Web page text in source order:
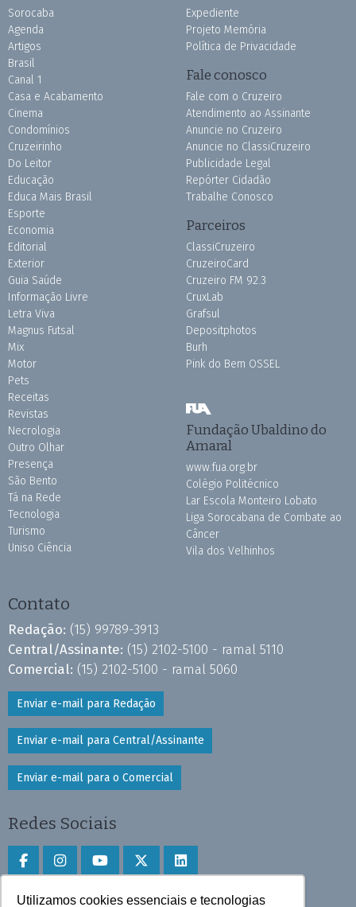
Utilizamos cookies essenciais e tecnologias
Sorocaba
Agenda
Artigos
Brasil
Canal 1
Casa e Acabamento
Cinema
Condomínios
Cruzeirinho
Do Leitor
Educação
Educa Mais Brasil
Esporte
Economia
Editorial
Exterior
Guia Saúde
Informação Livre
Letra Viva
Magnus Futsal
Mix
Motor
Pets
Receitas
Revistas
Necrologia
Outro Olhar
Presença
São Bento
Tá na Rede
Tecnologia
Turismo
Uniso Ciência
Expediente
Projeto Memória
Política de Privacidade
Fale conosco
Fale com o Cruzeiro
Atendimento ao Assinante
Anuncie no Cruzeiro
Anuncie no ClassiCruzeiro
Publicidade Legal
Repórter Cidadão
Trabalhe Conosco
Parceiros
ClassiCruzeiro
CruzeiroCard
Cruzeiro FM 92.3
CruxLab
Grafsul
Depositphotos
Burh
Pink do Bem OSSEL
Fundação Ubaldino do
Amaral
www.fua.org.br
Colégio Politécnico
Lar Escola Monteiro Lobato
Liga Sorocabana de Combate ao
Câncer
Vila dos Velhinhos
Contato
Redação: (15) 99789-3913
Central/Assinante: (15) 2102-5100 - ramal 5110
Comercial: (15) 2102-5100 - ramal 5060
Enviar e-mail para Redação
Enviar e-mail para Central/Assinante
Enviar e-mail para o Comercial
Redes Sociais